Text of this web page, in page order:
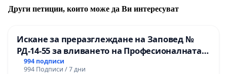
Други петиции, които може да Ви интересуват
Искане за преразглеждане на Заповед №
РД-14-55 за вливането на Професионалната
гимназия по промишлени технологии в
994 подписи
994 Подписи / 7 дни